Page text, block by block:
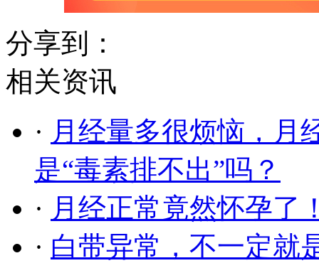
分享到：
相关资讯
· 月经量多很烦恼，
是“毒素排不出”吗？
· 月经正常竟然怀孕了
· 白带异常，不一定就